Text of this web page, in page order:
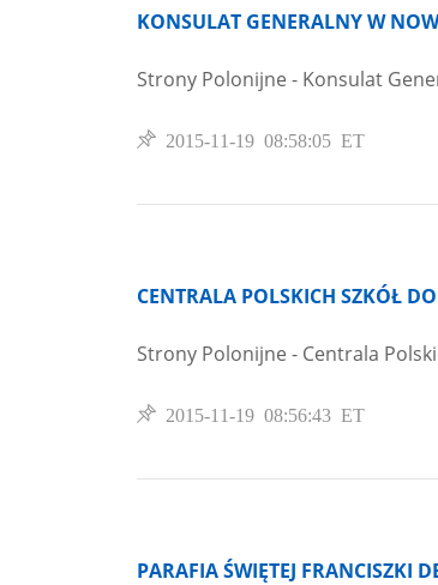
KONSULAT GENERALNY W
Strony Polonijne - Konsulat
2015-11-19 08:58:05 ET
CENTRALA POLSKICH SZKÓŁ
Strony Polonijne - Centrala
2015-11-19 08:56:43 ET
PARAFIA ŚWIĘTEJ FRANCISZKI